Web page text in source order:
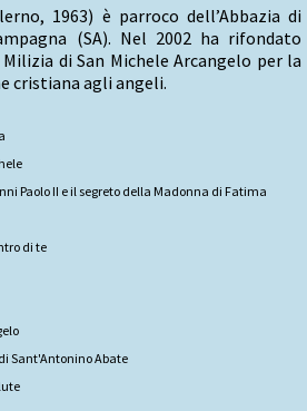
1963) è parroco dell’Abbazia di
(SA). Nel 2002 ha rifondato
di San Michele Arcangelo per la
cristiana agli angeli.
Paolo II e il segreto della Madonna di Fatima
di te
Sant'Antonino Abate